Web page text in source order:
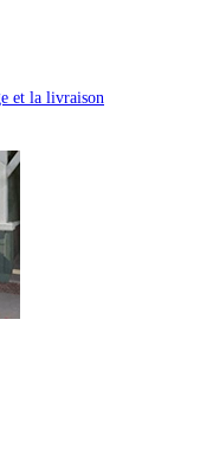
et la livraison